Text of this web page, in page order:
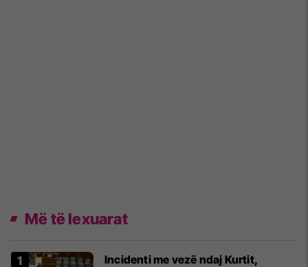
Më të lexuarat
Incidenti me vezë ndaj Kurtit,